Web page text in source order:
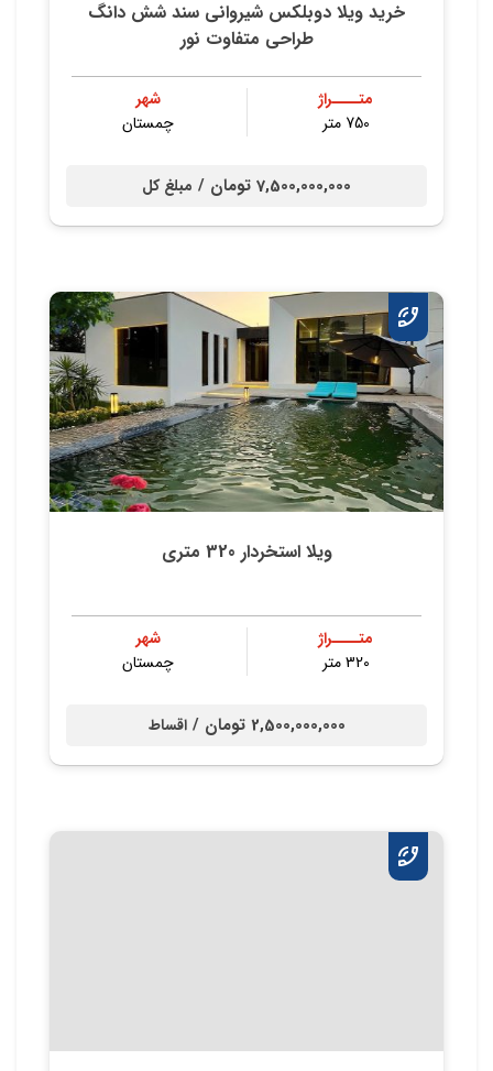
خرید ویلا دوبلکس شیروانی سند شش دانگ
طراحی متفاوت نور
متــــراژ
750 متر
شهر
چمستان
7,500,000,000 تومان / مبلغ کل
ویلا استخردار 320 متری
متــــراژ
320 متر
شهر
چمستان
2,500,000,000 تومان / اقساط